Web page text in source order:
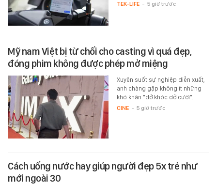
TEK-LIFE - 5 giờ trước
Mỹ nam Việt bị từ chối cho casting vì quá đẹp,
đóng phim không được phép mở miệng
Xuyên suốt sự nghiệp diễn xuất,
anh chàng gặp không ít những
khó khăn "dở khóc dở cười".
CINE - 5 giờ trước
Cách uống nước hay giúp người đẹp 5x trẻ như
mới ngoài 30